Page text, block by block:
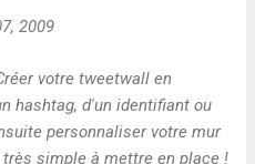
2009
votre tweetwall en
hashtag, d'un identifiant ou
personnaliser votre mur
simple à mettre en place !